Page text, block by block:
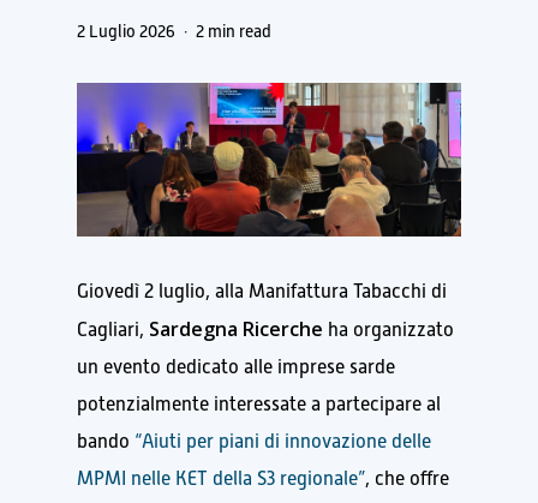
2 Luglio 2026 2 min read
Giovedì 2 luglio, alla Manifattura Tabacchi di
Cagliari, Sardegna Ricerche ha organizzato
un evento dedicato alle imprese sarde
potenzialmente interessate a partecipare al
bando “Aiuti per piani di innovazione delle
MPMI nelle KET della S3 regionale”, che offre